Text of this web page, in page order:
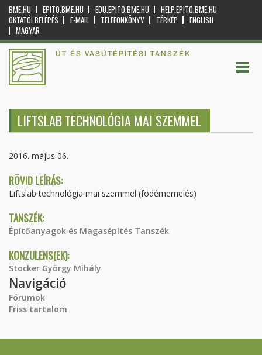
BME.HU EPITO.BME.HU EDU.EPITO.BME.HU
HELP.EPITO.BME.HU
OKTATÓI BELÉPÉS
E-MAIL TELEFONKÖNYV TÉRKÉP
ENGLISH
MAGYAR
ÚT ÉS VASÚTÉPÍTÉSI TANSZÉK
LIFTSLAB TECHNOLÓGIA MAI SZEMMEL
2016. május 06.
RÖVID LEÍRÁS:
Liftslab technológia mai szemmel (födémemelés)
TANSZÉK:
Építőanyagok és Magasépítés Tanszék
KONZULENS(EK):
Stocker György Mihály
Navigáció
Fórumok
Friss tartalom